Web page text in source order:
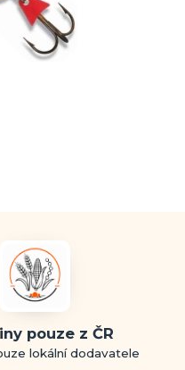
pouze z ČR
lokální dodavatele